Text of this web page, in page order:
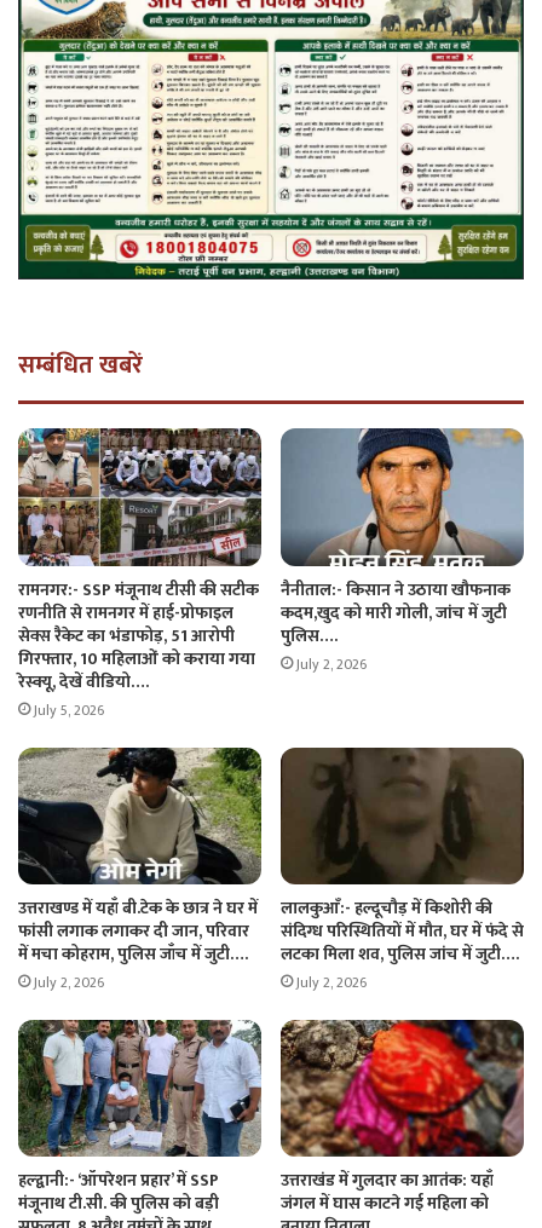
सम्बंधित खबरें
रामनगर:- SSP मंजूनाथ टीसी की सटीक
रणनीति से रामनगर में हाई-प्रोफाइल
सेक्स रैकेट का भंडाफोड़, 51 आरोपी
गिरफ्तार, 10 महिलाओं को कराया गया
रेस्क्यू, देखें वीडियो….
July 5, 2026
नैनीताल:- किसान ने उठाया खौफनाक
कदम,खुद को मारी गोली, जांच में जुटी
पुलिस….
July 2, 2026
उत्तराखण्ड में यहाँ बी.टेक के छात्र ने घर में
फांसी लगाक लगाकर दी जान, परिवार
में मचा कोहराम, पुलिस जाँच में जुटी….
July 2, 2026
लालकुआँ:- हल्दूचौड़ में किशोरी की
संदिग्ध परिस्थितियों में मौत, घर में फंदे से
लटका मिला शव, पुलिस जांच में जुटी….
July 2, 2026
हल्द्वानी:- ‘ऑपरेशन प्रहार’ में SSP
मंजूनाथ टी.सी. की पुलिस को बड़ी
उत्तराखंड में गुलदार का आतंक: यहाँ
जंगल में घास काटने गई महिला को